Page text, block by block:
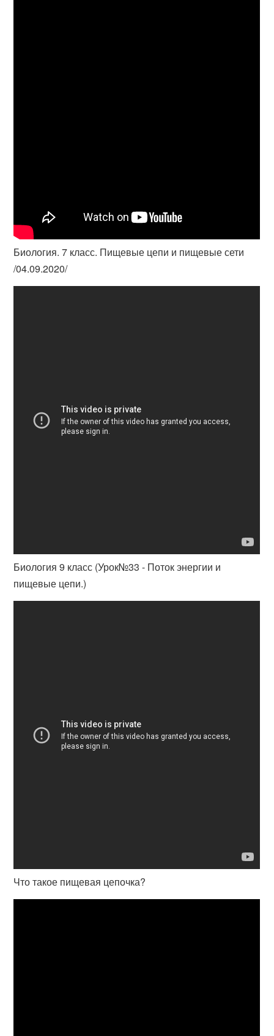
Биология. 7 класс. Пищевые цепи и пищевые сети
/04.09.2020/
Биология 9 класс (Урок№33 - Поток энергии и
пищевые цепи.)
Что такое пищевая цепочка?